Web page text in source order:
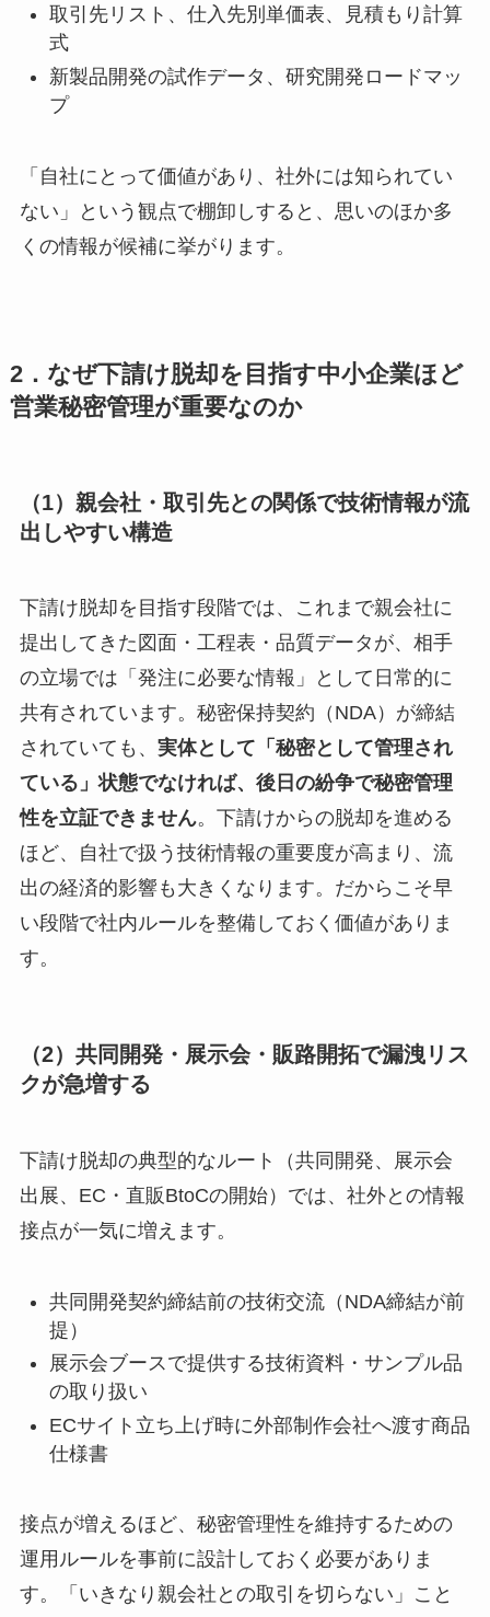
取引先リスト、仕入先別単価表、見積もり計算
式
新製品開発の試作データ、研究開発ロードマッ
プ
「自社にとって価値があり、社外には知られてい
ない」という観点で棚卸しすると、思いのほか多
くの情報が候補に挙がります。
2．なぜ下請け脱却を目指す中小企業ほど
営業秘密管理が重要なのか
（1）親会社・取引先との関係で技術情報が流
出しやすい構造
下請け脱却を目指す段階では、これまで親会社に
提出してきた図面・工程表・品質データが、相手
の立場では「発注に必要な情報」として日常的に
共有されています。秘密保持契約（NDA）が締結
されていても、 実体として「秘密として管理され
ている」状態でなければ、後日の紛争で秘密管理
性を立証できません。下請けからの脱却を進める
ほど、自社で扱う技術情報の重要度が高まり、流
出の経済的影響も大きくなります。だからこそ早
い段階で社内ルールを整備しておく価値がありま
す。
（2）共同開発・展示会・販路開拓で漏洩リス
クが急増する
下請け脱却の典型的なルート（共同開発、展示会
出展、EC・直販BtoCの開始）では、社外との情報
接点が一気に増えます。
共同開発契約締結前の技術交流（NDA締結が前
提）
展示会ブースで提供する技術資料・サンプル品
の取り扱い
ECサイト立ち上げ時に外部制作会社へ渡す商品
仕様書
接点が増えるほど、秘密管理性を維持するための
運用ルールを事前に設計しておく必要がありま
す。「いきなり親会社との取引を切らない」こと